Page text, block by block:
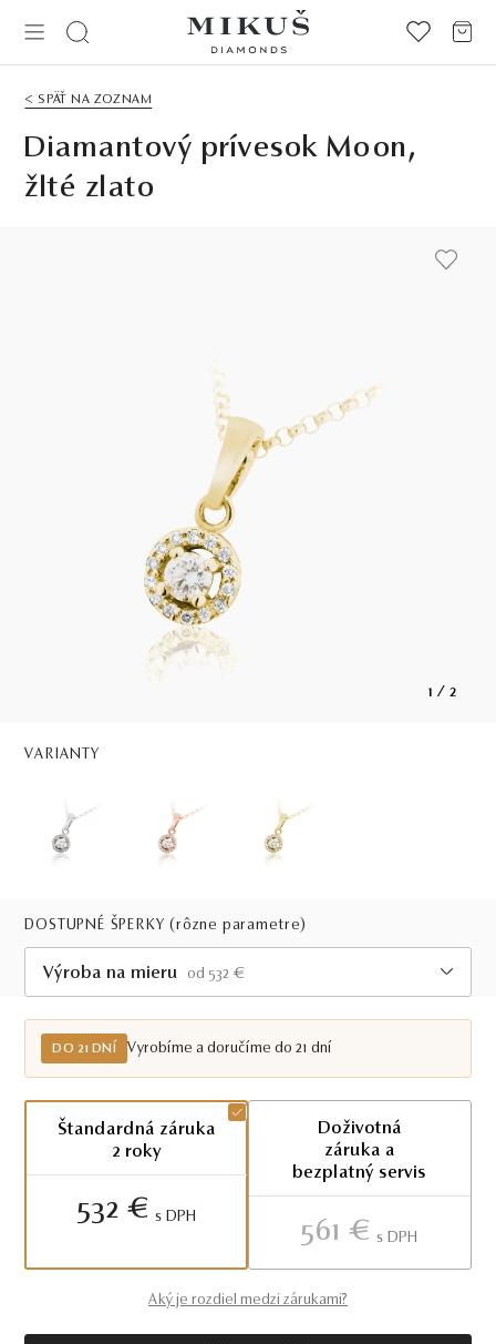
< SPÄŤ NA ZOZNAM
Diamantový prívesok Moon,
žlté zlato
1 / 2
VARIANTY
DOSTUPNÉ ŠPERKY(rôzne parametre)
Výroba na mieru
od 532 €
Do 21 dní
DO 21 DNÍ Vyrobíme a doručíme do 21 dní
Štandardná záruka
2 roky
532 € S DPH
Doživotná
záruka a
bezplatný servis
561 € S DPH
Aký je rozdiel medzi zárukami?